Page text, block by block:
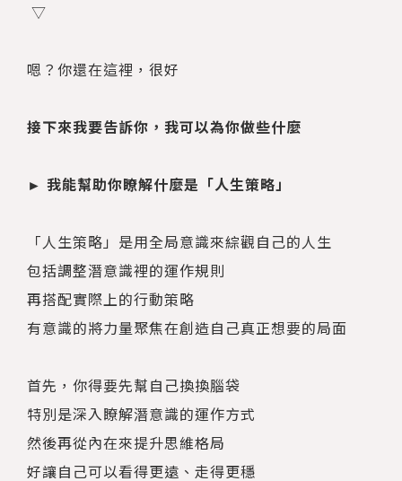
▽
嗯？你還在這裡，很好
接下來我要告訴你，我可以為你做些什麼
► 我能幫助你瞭解什麼是「人生策略」
「人生策略」是用全局意識來綜觀自己的人生
包括調整潛意識裡的運作規則
再搭配實際上的行動策略
有意識的將力量聚焦在創造自己真正想要的局面
首先，你得要先幫自己換換腦袋
特別是深入瞭解潛意識的運作方式
然後再從內在來提升思維格局
好讓自己可以看得更遠、走得更穩